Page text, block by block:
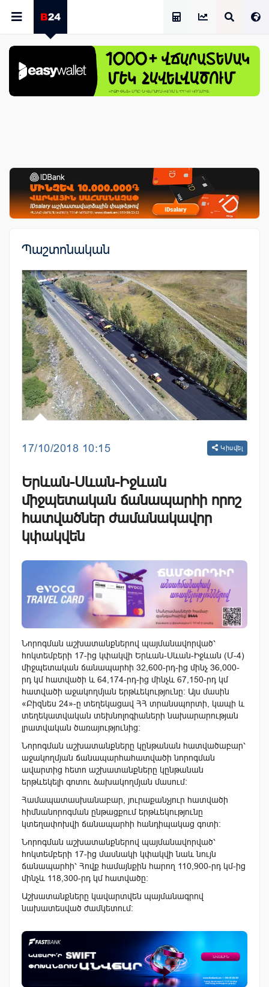
Պաշտոնական
17/10/2018 10:15 Կիսվել
Երևան-Սևան-Իջևան
միջպետական ճանապարհի որոշ
հատվածներ ժամանակավոր
կփակվեն
Նորոգման աշխատանքներով պայմանավորված՝
հոկտեմբերի 17-ից կփակվի Երևան-Սևան-Իջևան (Մ-4)
միջպետական ճանապարհի 32,600-րդ-ից մինչ 36,000-
րդ կմ հատվածի և 64,174-րդ-ից մինչև 67,150-րդ կմ
հատվածի աջակողմյան երթևեկությունը։ Այս մասին
«Բիզնես 24»-ը տեղեկացավ ՀՀ տրանսպորտի, կապի և
տեղեկատվական տեխնոլոգիաների նախարարության
լրատվական ծառայությունից։
Նորոգման աշխատանքները կընթանան հատվածաբար՝
աջակողմյան ճանապարհահատվածի նորոգման
ավարտից հետո աշխատանքները կընթանան
երթևեկելի գոտու ձախակողմյան մասում։
Համապատասխանաբար, յուրաքանչյուր հատվածի
հիմնանորոգման ընթացքում երթևեկությունը
կտեղափոխվի ճանապարհի հանդիպակաց գոտի։
Նորոգման աշխատանքներով պայմանավորված՝
հոկտեմբերի 17-ից մասնակի կփակվի նաև նույն
ճանապարհի՝ Հովք համայնքին հարող 110,900-րդ կմ-ից
մինչև 118,300-րդ կմ հատվածը։
Աշխատանքները կավարտվեն պայմանագրով
նախատեսված ժամկետում: